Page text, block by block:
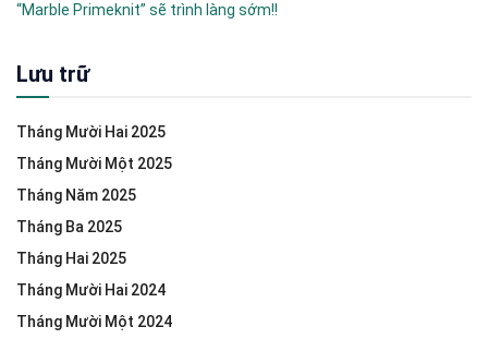
“Marble Primeknit” sẽ trình làng sớm!!
Lưu trữ
Tháng Mười Hai 2025
Tháng Mười Một 2025
Tháng Năm 2025
Tháng Ba 2025
Tháng Hai 2025
Tháng Mười Hai 2024
Tháng Mười Một 2024